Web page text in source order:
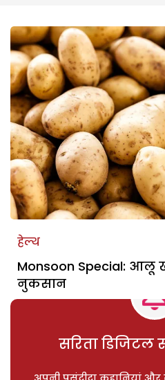
हेल्थ
Monsoon Special: आलू
नुकसान
सरिता डिजिटल